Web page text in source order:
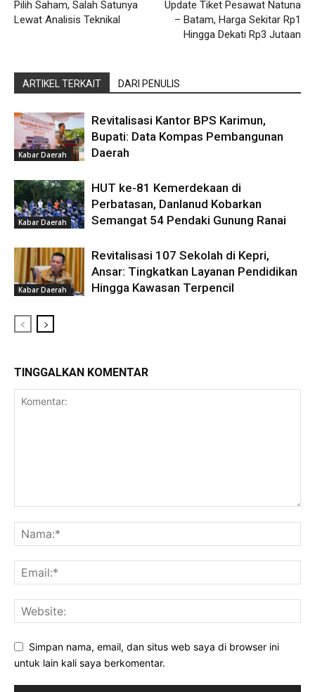
Pilih Saham, Salah Satunya
Lewat Analisis Teknikal
Update Tiket Pesawat Natuna
– Batam, Harga Sekitar Rp1
Hingga Dekati Rp3 Jutaan
ARTIKEL TERKAIT DARI PENULIS
Kabar Daerah
Revitalisasi Kantor BPS Karimun,
Bupati: Data Kompas Pembangunan
Daerah
Kabar Daerah
HUT ke-81 Kemerdekaan di
Perbatasan, Danlanud Kobarkan
Semangat 54 Pendaki Gunung Ranai
Kabar Daerah
Revitalisasi 107 Sekolah di Kepri,
Ansar: Tingkatkan Layanan Pendidikan
Hingga Kawasan Terpencil
TINGGALKAN KOMENTAR
Simpan nama, email, dan situs web saya di browser ini
untuk lain kali saya berkomentar.